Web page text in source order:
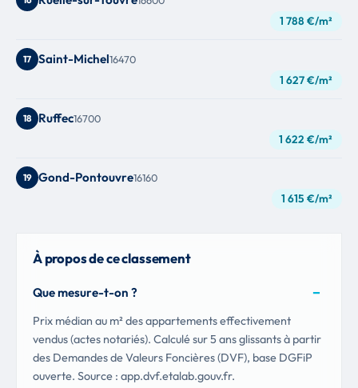
1 788 €/m²
17 Saint-Michel16470
1 627 €/m²
18 Ruffec16700
1 622 €/m²
19 Gond-Pontouvre16160
1 615 €/m²
À propos de ce classement
Que mesure-t-on ?
Prix médian au m² des appartements effectivement
vendus (actes notariés). Calculé sur 5 ans glissants à partir
des Demandes de Valeurs Foncières (DVF), base DGFiP
ouverte. Source : app.dvf.etalab.gouv.fr.